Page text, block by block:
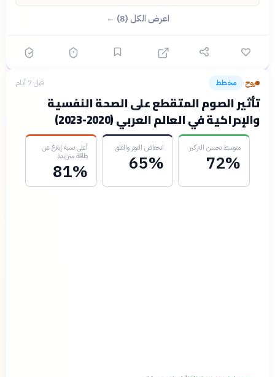
اعرض الكل (8) ←
روح› مخطط قبل 7 أيام
تأثير الصوم المتقطع على الصحة النفسية
والإدراكية في العالم العربي (2020-2023)
متوسط تحسن التركيز
72%
انخفاض التوتر والقلق
65%
أعلى نسبة إبلاغ عن
طاقة متزايدة
81%